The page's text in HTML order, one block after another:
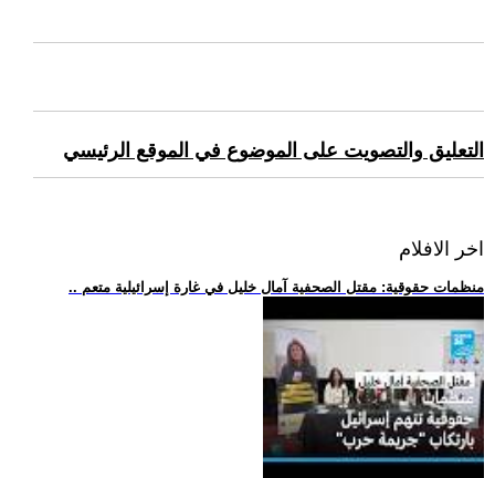
التعليق والتصويت على الموضوع في الموقع الرئيسي
اخر الافلام
.. منظمات حقوقية: مقتل الصحفية آمال خليل في غارة إسرائيلية متعم